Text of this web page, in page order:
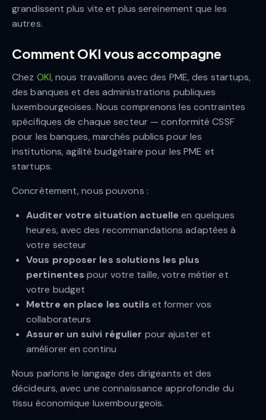
grandissent plus vite et plus sereinement que les
autres.
Comment OKI vous accompagne
Chez OKI, nous travaillons avec des PME, des startups,
des banques et des administrations publiques
luxembourgeoises. Nous comprenons les contraintes
spécifiques de chaque secteur — conformité CSSF
pour les banques, marchés publics pour les
institutions, agilité budgétaire pour les PME et
startups.
Concrètement, nous pouvons :
Auditer votre situation actuelle en quelques
heures, avec des recommandations adaptées à
votre secteur
Vous proposer les solutions les plus
pertinentes pour votre taille, votre métier et
votre budget
Mettre en place les outils et former vos
collaborateurs
Assurer un suivi régulier pour ajuster et
améliorer en continu
Nous parlons le langage des dirigeants et des
décideurs, avec une connaissance approfondie du
tissu économique luxembourgeois.